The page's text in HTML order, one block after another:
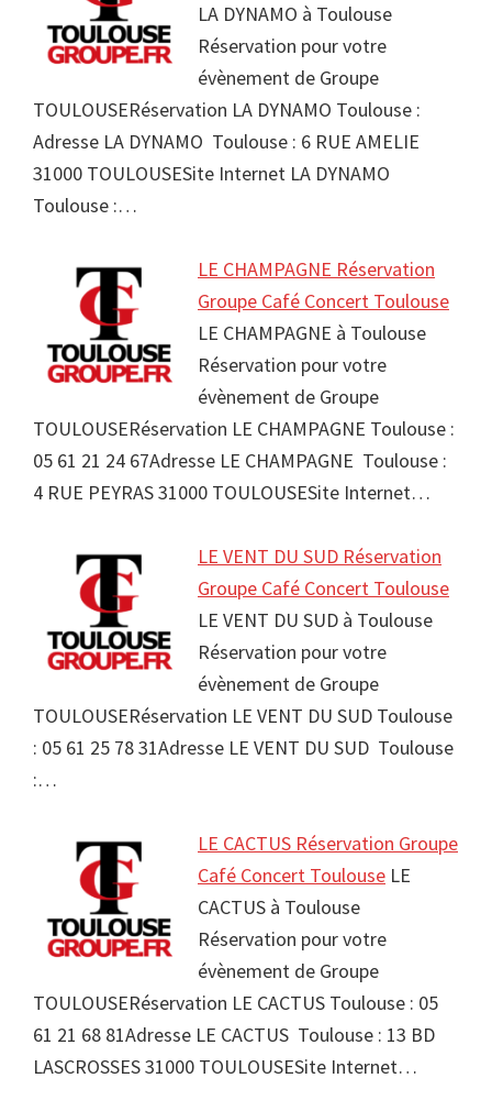
LA DYNAMO à Toulouse
Réservation pour votre
évènement de Groupe
TOULOUSERéservation LA DYNAMO Toulouse :
Adresse LA DYNAMO Toulouse : 6 RUE AMELIE
31000 TOULOUSESite Internet LA DYNAMO
Toulouse :…
LE CHAMPAGNE Réservation
Groupe Café Concert Toulouse
LE CHAMPAGNE à Toulouse
Réservation pour votre
évènement de Groupe
TOULOUSERéservation LE CHAMPAGNE Toulouse :
05 61 21 24 67Adresse LE CHAMPAGNE Toulouse :
4 RUE PEYRAS 31000 TOULOUSESite Internet…
LE VENT DU SUD Réservation
Groupe Café Concert Toulouse
LE VENT DU SUD à Toulouse
Réservation pour votre
évènement de Groupe
TOULOUSERéservation LE VENT DU SUD Toulouse
: 05 61 25 78 31Adresse LE VENT DU SUD Toulouse
:…
LE CACTUS Réservation Groupe
Café Concert Toulouse LE
CACTUS à Toulouse
Réservation pour votre
évènement de Groupe
TOULOUSERéservation LE CACTUS Toulouse : 05
61 21 68 81Adresse LE CACTUS Toulouse : 13 BD
LASCROSSES 31000 TOULOUSESite Internet…